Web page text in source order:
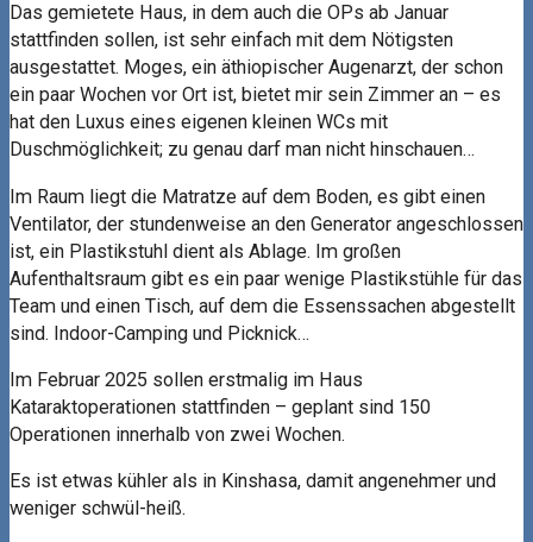
Das gemietete Haus, in dem auch die OPs ab Januar
stattfinden sollen, ist sehr einfach mit dem Nötigsten
ausgestattet. Moges, ein äthiopischer Augenarzt, der schon
ein paar Wochen vor Ort ist, bietet mir sein Zimmer an – es
hat den Luxus eines eigenen kleinen WCs mit
Duschmöglichkeit; zu genau darf man nicht hinschauen…
Im Raum liegt die Matratze auf dem Boden, es gibt einen
Ventilator, der stundenweise an den Generator angeschlossen
ist, ein Plastikstuhl dient als Ablage. Im großen
Aufenthaltsraum gibt es ein paar wenige Plastikstühle für das
Team und einen Tisch, auf dem die Essenssachen abgestellt
sind. Indoor-Camping und Picknick…
Im Februar 2025 sollen erstmalig im Haus
Kataraktoperationen stattfinden – geplant sind 150
Operationen innerhalb von zwei Wochen.
Es ist etwas kühler als in Kinshasa, damit angenehmer und
weniger schwül-heiß.